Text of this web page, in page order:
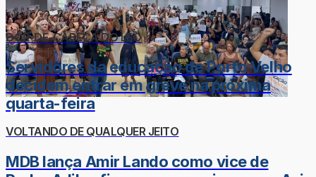
DOR-DE-CABEÇA DO LÉO
Servidores da educação de Porto Velho
decidem entrar em greve na próxima
quarta-feira
VOLTANDO DE QUALQUER JEITO
MDB lança Amir Lando como vice de